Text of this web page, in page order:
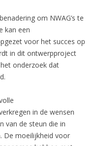
om NWAG’s te
kan een
voor het succes op
in dit ontwerpproject
onderzoek dat
in de wensen
van de steun die in
De moeilijkheid voor